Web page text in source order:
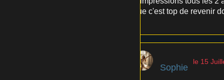
que c'est top de revenir
Sophie
le 15